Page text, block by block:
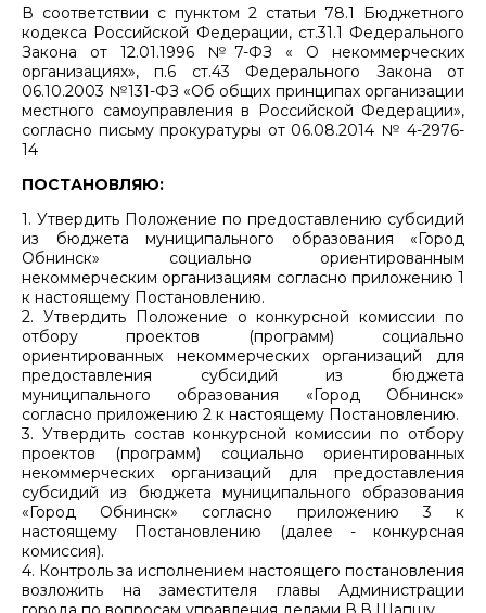
В соответствии с пунктом 2 статьи 78.1 Бюджетного
кодекса Российской Федерации, ст.31.1 Федерального
Закона от 12.01.1996 №7-ФЗ « О некоммерческих
организациях», п.6 ст.43 Федерального Закона от
06.10.2003 №131-ФЗ «Об общих принципах организации
местного самоуправления в Российской Федерации»,
согласно письму прокуратуры от 06.08.2014 № 4-2976-
14
ПОСТАНОВЛЯЮ:
1. Утвердить Положение по предоставлению субсидий
из бюджета муниципального образования «Город
Обнинск» социально ориентированным
некоммерческим организациям согласно приложению 1
к настоящему Постановлению.
2. Утвердить Положение о конкурсной комиссии по
отбору проектов (программ) социально
ориентированных некоммерческих организаций для
предоставления субсидий из бюджета
муниципального образования «Город Обнинск»
согласно приложению 2 к настоящему Постановлению.
3. Утвердить состав конкурсной комиссии по отбору
проектов (программ) социально ориентированных
некоммерческих организаций для предоставления
субсидий из бюджета муниципального образования
«Город Обнинск» согласно приложению 3 к
настоящему Постановлению (далее - конкурсная
комиссия).
4. Контроль за исполнением настоящего постановления
возложить на заместителя главы Администрации